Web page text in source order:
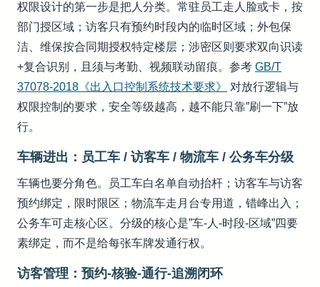
权限设计的第一步是把人分类。常驻员工走人脸或卡，按
部门授区域；访客只有预约时段内的临时区域；外包保
洁、维保按合同期授权特定楼层；涉密区则要求双向识读
+复合识别，且须与考勤、视频联动留痕。参考 GB/T
37078-2018《出入口控制系统技术要求》
对放行逻辑与
权限控制的要求，安全等级越高，越不能只靠”刷一下”放
行。
车辆进出：员工车 / 访客车 / 物流车 / 公务车分级
车辆也要分角色。员工车白名单自动抬杆；访客车与访客
预约绑定，限时限区；物流车走月台专用道，错峰出入；
公务车可走核心区。分级的核心是”车-人-时段-区域”四要
素绑定，而不是给每张车牌发通行权。
访客管理：预约-核验-通行-追溯闭环